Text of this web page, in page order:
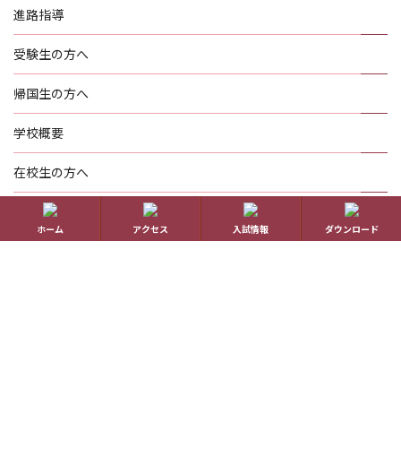
進路指導
受験生の方へ
帰国生の方へ
学校概要
在校生の方へ
アクセス
資料請求
ホーム アクセス 入試情報 ダウンロード